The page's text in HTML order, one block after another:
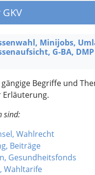
Minijobs,
G-BA,
Begriffe und
Erläuterung.
sind:
Wahlrecht
Beiträge
Gesundheitsfonds
Wahltarife